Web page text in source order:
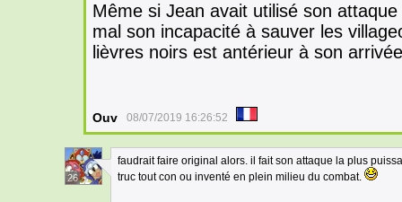
Même si Jean avait utilisé son
mal son incapacité à sauver les
lièvres noirs est antérieur à son
Ouv 08/07/2019 16:26:52
26
faudrait faire original alors. il fait son attaque la plus
truc tout con ou inventé en plein milieu du combat.